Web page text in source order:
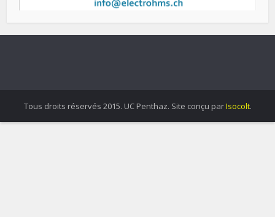
Tous droits réservés 2015. UC Penthaz. Site conçu parIsocolt.